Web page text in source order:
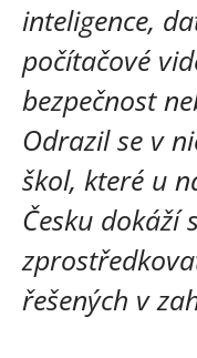
inteligence,
počítačové
bezpečnost
Odrazil se v
škol, které u
Česku dokáží
řešených v